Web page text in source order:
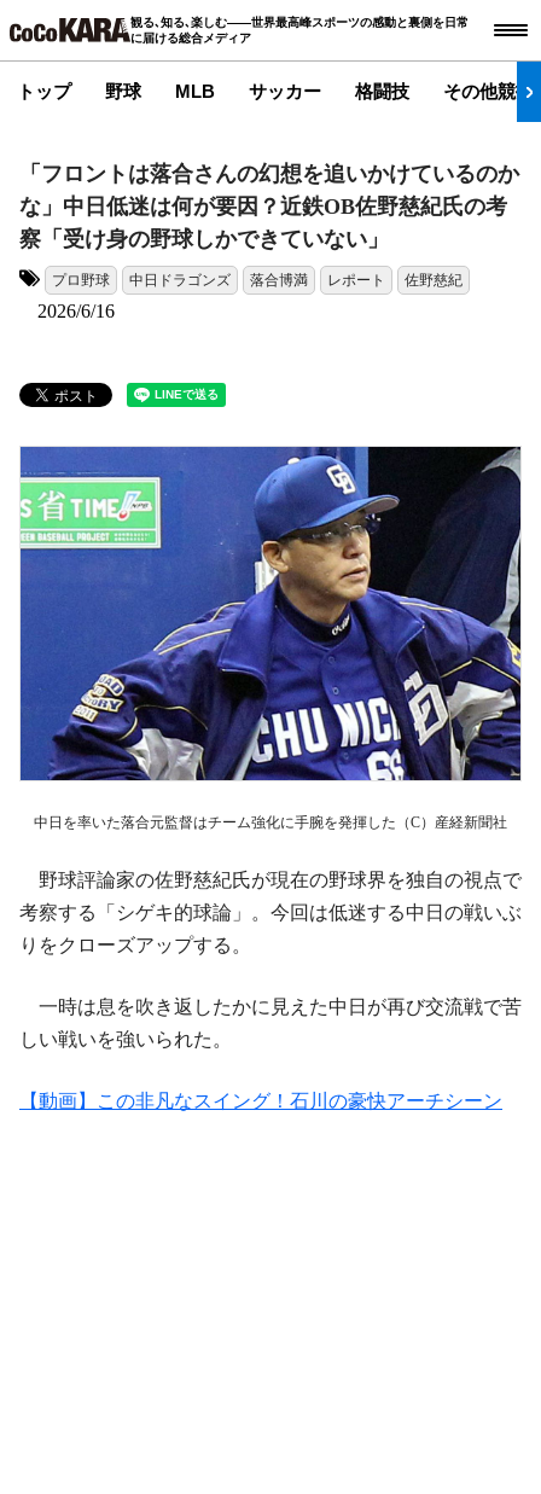
観る､知る､楽しむ――世界最高峰スポーツの感動と裏側を日常
に届ける総合メディア
トップ 野球 MLB サッカー 格闘技 その他競技
「フロントは落合さんの幻想を追いかけているのか
な」中日低迷は何が要因？近鉄OB佐野慈紀氏の考
察「受け身の野球しかできていない」
プロ野球 中日ドラゴンズ 落合博満 レポート 佐野慈紀
2026/6/16
中日を率いた落合元監督はチーム強化に手腕を発揮した（C）産経新聞社
野球評論家の佐野慈紀氏が現在の野球界を独自の視点で
考察する「シゲキ的球論」。今回は低迷する中日の戦いぶ
りをクローズアップする。
一時は息を吹き返したかに見えた中日が再び交流戦で苦
しい戦いを強いられた。
【動画】この非凡なスイング！石川の豪快アーチシーン